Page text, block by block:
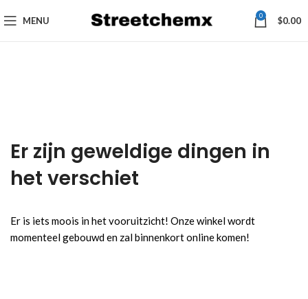
MENU 0 $0.00
Er zijn geweldige dingen in
het verschiet
Er is iets moois in het vooruitzicht! Onze winkel wordt
momenteel gebouwd en zal binnenkort online komen!